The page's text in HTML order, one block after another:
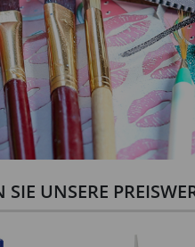
UNSERE